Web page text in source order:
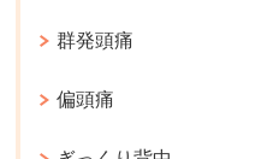
群発頭痛
偏頭痛